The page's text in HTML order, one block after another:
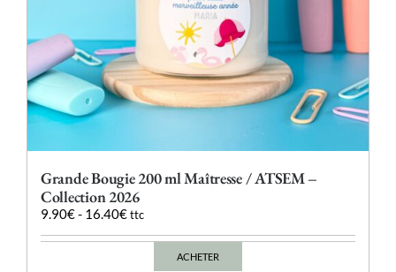
Grande Bougie 200 ml Maîtresse / ATSEM –
Collection 2026
9.90€- 16.40€ ttc
ACHETER
Ce